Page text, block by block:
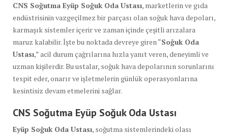
CNS Soğutma Eyüp Soğuk Oda Ustası, marketlerin ve gıda
endüstrisinin vazgeçilmez bir parçası olan soğuk hava depoları,
karmaşık sistemler içerir ve zaman içinde çeşitli arızalara
maruz kalabilir. İşte bu noktada devreye giren “Soğuk Oda
Ustası,” acil durum çağrılarına hızla yanıt veren, deneyimli ve
uzman kişilerdir. Bu ustalar, soğuk hava depolarının sorunlarını
tespit eder, onarır ve işletmelerin günlük operasyonlarına
kesintisiz devam etmelerini sağlar.
CNS Soğutma Eyüp Soğuk Oda Ustası
Eyüp Soğuk Oda Ustası, soğutma sistemlerindeki olası